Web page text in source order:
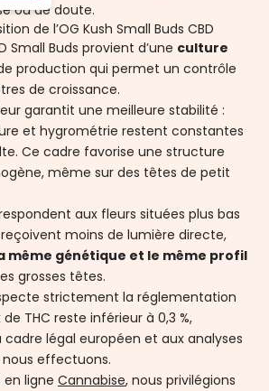
ou de doute.
de l’OG Kush Small Buds CBD
Small Buds provient d’une culture
production qui permet un contrôle
de croissance.
garantit une meilleure stabilité :
et hygrométrie restent constantes
Ce cadre favorise une structure
même sur des têtes de petit
aux fleurs situées plus bas
reçoivent moins de lumière directe,
même génétique et le même profil
grosses têtes.
strictement la réglementation
THC reste inférieur à 0,3 %,
légal européen et aux analyses
effectuons.
ligne Cannabise, nous privilégions